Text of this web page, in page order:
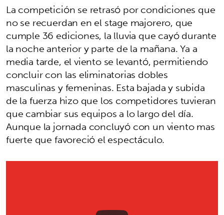
La competición se retrasó por condiciones que
no se recuerdan en el stage majorero, que
cumple 36 ediciones, la lluvia que cayó durante
la noche anterior y parte de la mañana. Ya a
media tarde, el viento se levantó, permitiendo
concluir con las eliminatorias dobles
masculinas y femeninas. Esta bajada y subida
de la fuerza hizo que los competidores tuvieran
que cambiar sus equipos a lo largo del día.
Aunque la jornada concluyó con un viento mas
fuerte que favoreció el espectáculo.